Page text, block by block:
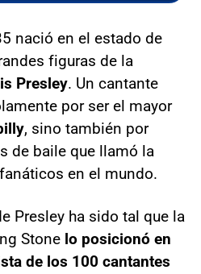
nació en el estado de
figuras de la
Presley. Un cantante
por ser el mayor
, sino también por
de baile que llamó la
en el mundo.
Presley ha sido tal que la
Stone lo posicionó en
de los 100 cantantes